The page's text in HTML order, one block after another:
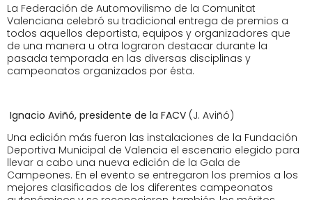
La Federación de Automovilismo de la Comunitat
Valenciana celebró su tradicional entrega de premios a
todos aquellos deportista, equipos y organizadores que
de una manera u otra lograron destacar durante la
pasada temporada en las diversas disciplinas y
campeonatos organizados por ésta.
Ignacio Aviñó, presidente de la FACV (J. Aviñó)
Una edición más fueron las instalaciones de la Fundación
Deportiva Municipal de Valencia el escenario elegido para
llevar a cabo una nueva edición de la Gala de
Campeones. En el evento se entregaron los premios a los
mejores clasificados de los diferentes campeonatos